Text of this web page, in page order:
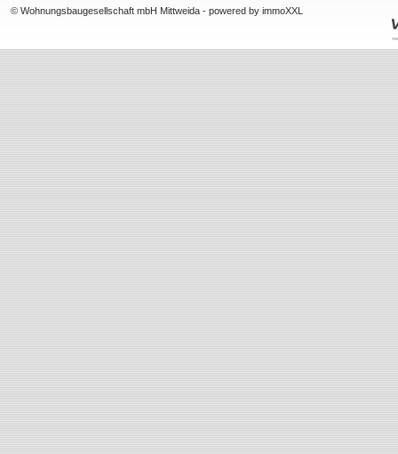
© Wohnungsbaugesellschaft mbH Mittweida -powered by immoXXL